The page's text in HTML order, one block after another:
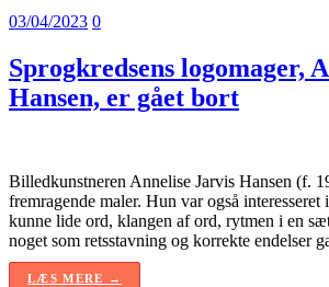
03/04/2023 0
Sprogkredsens logomager,
Hansen, er gået bort
Billedkunstneren Annelise Jarvis Hansen (f.
fremragende maler. Hun var også interesseret
kunne lide ord, klangen af ord, rytmen i en
noget som retsstavning og korrekte endelser
LÆS MERE →